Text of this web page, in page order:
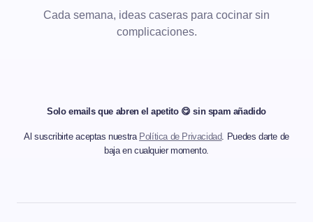
Cada semana, ideas caseras para cocinar sin
complicaciones.
Solo emails que abren el apetito 😋 sin spam añadido
Al suscribirte aceptas nuestra Política de Privacidad. Puedes darte de
baja en cualquier momento.